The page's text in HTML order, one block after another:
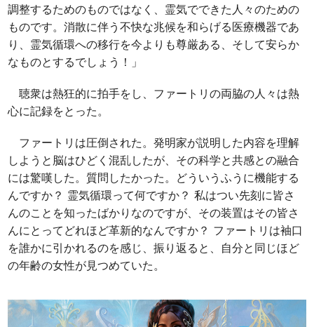
調整するためのものではなく、霊気でできた人々のための
ものです。消散に伴う不快な兆候を和らげる医療機器であ
り、霊気循環への移行を今よりも尊厳ある、そして安らか
なものとするでしょう！」
聴衆は熱狂的に拍手をし、ファートリの両脇の人々は熱
心に記録をとった。
ファートリは圧倒された。発明家が説明した内容を理解
しようと脳はひどく混乱したが、その科学と共感との融合
には驚嘆した。質問したかった。どういうふうに機能する
んですか？ 霊気循環って何ですか？ 私はつい先刻に皆さ
んのことを知ったばかりなのですが、その装置はその皆さ
んにとってどれほど革新的なんですか？ ファートリは袖口
を誰かに引かれるのを感じ、振り返ると、自分と同じほど
の年齢の女性が見つめていた。